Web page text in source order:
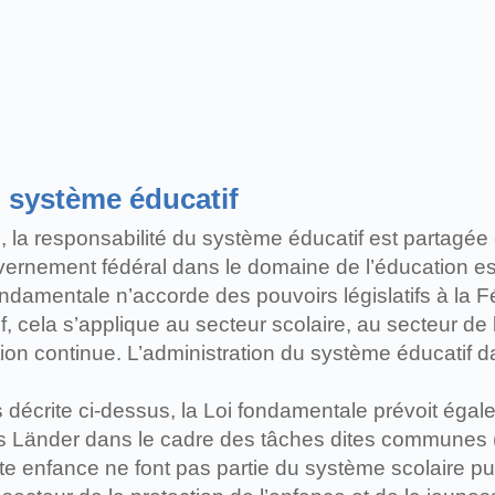
éducatif
la responsabilité du système éducatif est
fédéral dans le domaine de l’éducation
n’accorde des pouvoirs législatifs à la
cela s’applique au secteur scolaire, au secteur de
continue. L’administration du système éducatif
ci-dessus, la Loi fondamentale prévoit
Länder dans le cadre des tâches dites
enfance ne font pas partie du système scolaire